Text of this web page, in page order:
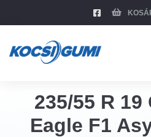
235/55 R
Eagle F1